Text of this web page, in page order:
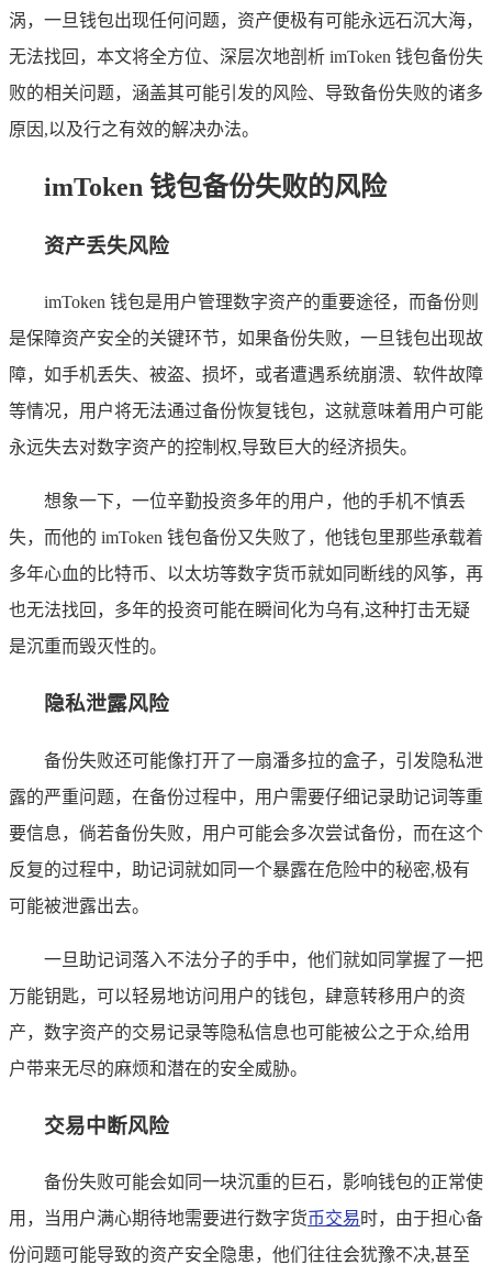
涡，一旦钱包出现任何问题，资产便极有可能永远石沉大海，
无法找回，本文将全方位、深层次地剖析 imToken 钱包备份失
败的相关问题，涵盖其可能引发的风险、导致备份失败的诸多
原因,以及行之有效的解决办法。
imToken 钱包备份失败的风险
资产丢失风险
imToken 钱包是用户管理数字资产的重要途径，而备份则
是保障资产安全的关键环节，如果备份失败，一旦钱包出现故
障，如手机丢失、被盗、损坏，或者遭遇系统崩溃、软件故障
等情况，用户将无法通过备份恢复钱包，这就意味着用户可能
永远失去对数字资产的控制权,导致巨大的经济损失。
想象一下，一位辛勤投资多年的用户，他的手机不慎丢
失，而他的 imToken 钱包备份又失败了，他钱包里那些承载着
多年心血的比特币、以太坊等数字货币就如同断线的风筝，再
也无法找回，多年的投资可能在瞬间化为乌有,这种打击无疑
是沉重而毁灭性的。
隐私泄露风险
备份失败还可能像打开了一扇潘多拉的盒子，引发隐私泄
露的严重问题，在备份过程中，用户需要仔细记录助记词等重
要信息，倘若备份失败，用户可能会多次尝试备份，而在这个
反复的过程中，助记词就如同一个暴露在危险中的秘密,极有
可能被泄露出去。
一旦助记词落入不法分子的手中，他们就如同掌握了一把
万能钥匙，可以轻易地访问用户的钱包，肆意转移用户的资
产，数字资产的交易记录等隐私信息也可能被公之于众,给用
户带来无尽的麻烦和潜在的安全威胁。
交易中断风险
备份失败可能会如同一块沉重的巨石，影响钱包的正常使
用，当用户满心期待地需要进行数字货币交易时，由于担心备
份问题可能导致的资产安全隐患，他们往往会犹豫不决,甚至